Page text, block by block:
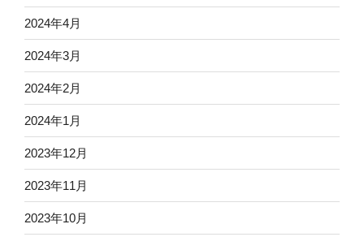
2024年4月
2024年3月
2024年2月
2024年1月
2023年12月
2023年11月
2023年10月